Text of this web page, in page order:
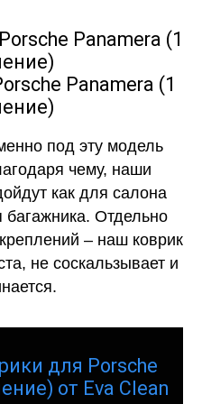
Panamera (1
под эту модель
чему, наши
как для салона
Отдельно
– наш коврик
не соскальзывает и
для Porsche
от Eva Clean